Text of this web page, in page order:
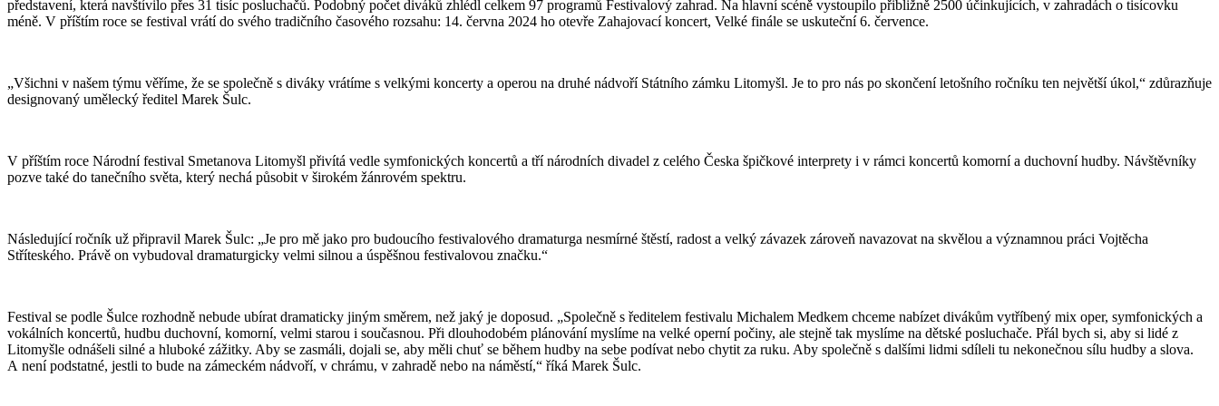
představení, která navštívilo přes 31 tisíc posluchačů. Podobný počet diváků zhlédl celkem 97 programů Festivalový zahrad. Na hlavní scéně vystoupilo přibližně 2500 účinkujících, v zahradách o tisícovku
méně. V příštím roce se festival vrátí do svého tradičního časového rozsahu: 14. června 2024 ho otevře Zahajovací koncert, Velké finále se uskuteční 6. července.
„Všichni v našem týmu věříme, že se společně s diváky vrátíme s velkými koncerty a operou na druhé nádvoří Státního zámku Litomyšl. Je to pro nás po skončení letošního ročníku ten největší úkol,“ zdůrazňuje
designovaný umělecký ředitel Marek Šulc.
V příštím roce Národní festival Smetanova Litomyšl přivítá vedle symfonických koncertů a tří národních divadel z celého Česka špičkové interprety i v rámci koncertů komorní a duchovní hudby. Návštěvníky
pozve také do tanečního světa, který nechá působit v širokém žánrovém spektru.
Následující ročník už připravil Marek Šulc: „Je pro mě jako pro budoucího festivalového dramaturga nesmírné štěstí, radost a velký závazek zároveň navazovat na skvělou a významnou práci Vojtěcha
Stříteského. Právě on vybudoval dramaturgicky velmi silnou a úspěšnou festivalovou značku.“
Festival se podle Šulce rozhodně nebude ubírat dramaticky jiným směrem, než jaký je doposud. „Společně s ředitelem festivalu Michalem Medkem chceme nabízet divákům vytříbený mix oper, symfonických a
vokálních koncertů, hudbu duchovní, komorní, velmi starou i současnou. Při dlouhodobém plánování myslíme na velké operní počiny, ale stejně tak myslíme na dětské posluchače. Přál bych si, aby si lidé z
Litomyšle odnášeli silné a hluboké zážitky. Aby se zasmáli, dojali se, aby měli chuť se během hudby na sebe podívat nebo chytit za ruku. Aby společně s dalšími lidmi sdíleli tu nekonečnou sílu hudby a slova.
A není podstatné, jestli to bude na zámeckém nádvoří, v chrámu, v zahradě nebo na náměstí,“ říká Marek Šulc.